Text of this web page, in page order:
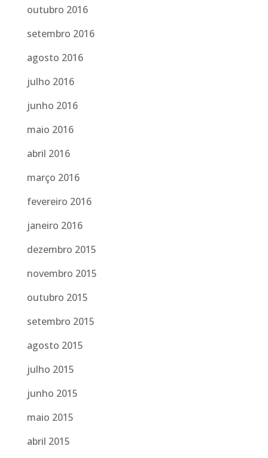
outubro 2016
setembro 2016
agosto 2016
julho 2016
junho 2016
maio 2016
abril 2016
março 2016
fevereiro 2016
janeiro 2016
dezembro 2015
novembro 2015
outubro 2015
setembro 2015
agosto 2015
julho 2015
junho 2015
maio 2015
abril 2015